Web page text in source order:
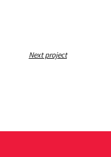
Next project